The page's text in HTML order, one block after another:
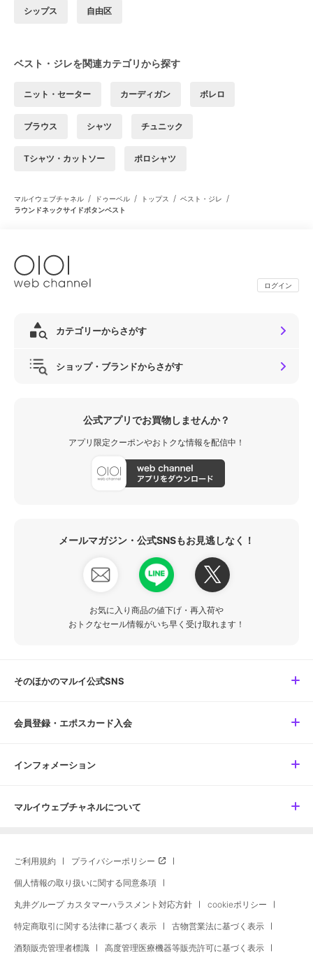
シップス 自由区
ベスト・ジレを関連カテゴリから探す
ニット・セーター カーディガン ボレロ
ブラウス シャツ チュニック
Tシャツ・カットソー ポロシャツ
マルイウェブチャネル / ドゥーベル / トップス / ベスト・ジレ /
ラウンドネックサイドボタンベスト
ログイン
カテゴリーからさがす
ショップ・ブランドからさがす
公式アプリでお買物しませんか？
アプリ限定クーポンやおトクな情報を配信中！
メールマガジン・公式SNSもお見逃しなく！
お気に入り商品の値下げ・再入荷や
おトクなセール情報がいち早く受け取れます！
そのほかのマルイ公式SNS
会員登録・エポスカード入会
インフォメーション
マルイウェブチャネルについて
ご利用規約 プライバシーポリシー
個人情報の取り扱いに関する同意条項
丸井グループ カスタマーハラスメント対応方針 cookieポリシー
特定商取引に関する法律に基づく表示 古物営業法に基づく表示
酒類販売管理者標識 高度管理医療機器等販売許可に基づく表示